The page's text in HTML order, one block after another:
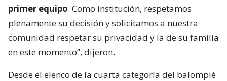
primer equipo. Como institución, respetamos
plenamente su decisión y solicitamos a nuestra
comunidad respetar su privacidad y la de su familia
en este momento”, dijeron.
Desde el elenco de la cuarta categoría del balompié